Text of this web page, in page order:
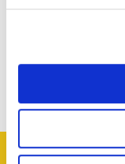
Giappone
Ecco il tour che ti fa
Voli inclusi